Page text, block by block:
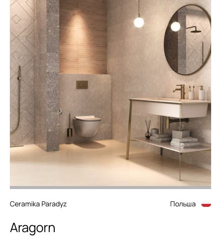
Ceramika Paradyz Польша
Aragorn